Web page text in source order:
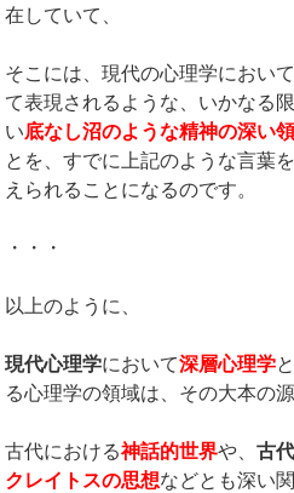
在していて、
そこには、現代の心理学におい
て表現されるような、いかなる
い底なし沼のような精神の深い
とを、すでに上記のような言葉
えられることになるのです。
・・・
以上のように、
現代心理学において深層心理学
る心理学の領域は、その大本の
古代における神話的世界や、古
クレイトスの思想などとも深い